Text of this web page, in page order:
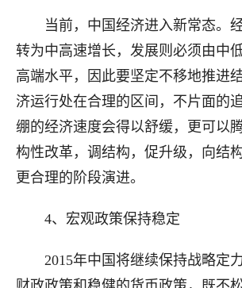
当前，中国经济进入新常态。
转为中高速增长，发展则必须由中
高端水平，因此要坚定不移地推进
济运行处在合理的区间，不片面的
绷的经济速度会得以舒缓，更可以
构性改革，调结构，促升级，向结
更合理的阶段演进。
4、宏观政策保持稳定
2015年中国将继续保持战略定